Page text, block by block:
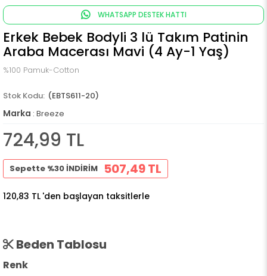
WHATSAPP DESTEK HATTI
Erkek Bebek Bodyli 3 lü Takım Patinin
Araba Macerası Mavi (4 Ay-1 Yaş)
%100 Pamuk-Cotton
(EBTS611-20)
Marka : Breeze
724,99 TL
Sepette %30 İNDİRİM 507,49 TL
120,83 TL 'den başlayan taksitlerle
Beden Tablosu
Renk